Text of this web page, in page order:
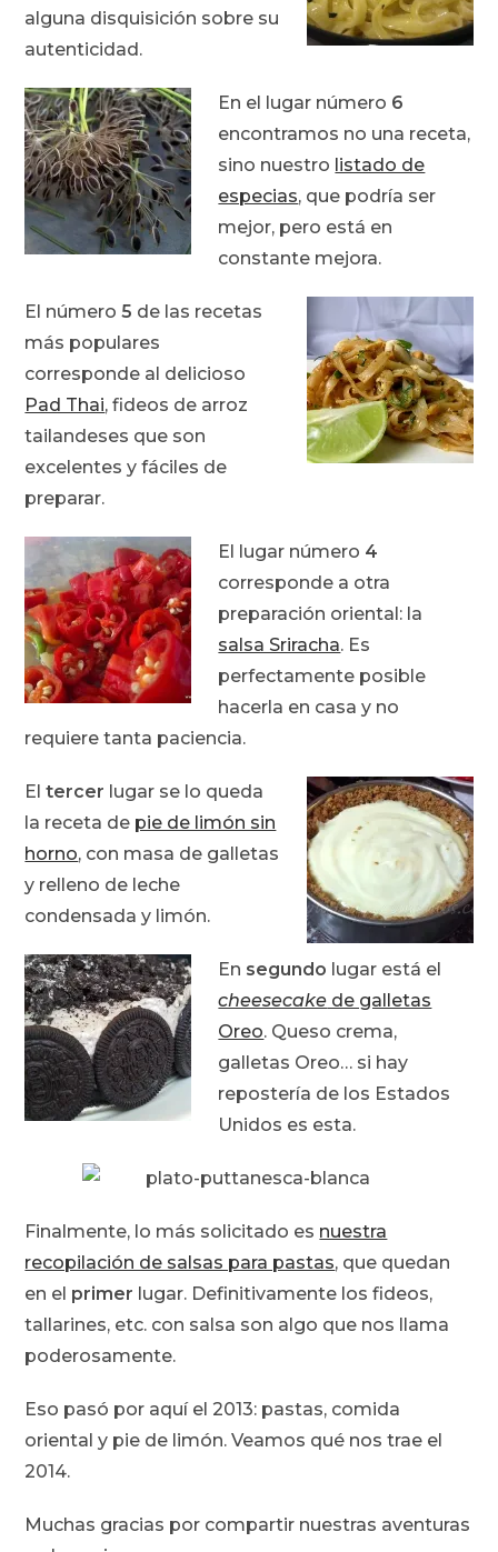
alguna disquisición sobre su
autenticidad.
En el lugar número 6
encontramos no una receta,
sino nuestro listado de
especias, que podría ser
mejor, pero está en
constante mejora.
El número5 de las recetas
más populares
corresponde al delicioso
Pad Thai, fideos de arroz
tailandeses que son
excelentes y fáciles de
preparar.
El lugar número 4
corresponde a otra
preparación oriental: la
salsa Sriracha. Es
perfectamente posible
hacerla en casa y no
requiere tanta paciencia.
Eltercer lugar se lo queda
la receta de pie de limón sin
horno, con masa de galletas
y relleno de leche
condensada y limón.
En segundo lugar está el
cheesecake de galletas
Oreo. Queso crema,
galletas Oreo… si hay
repostería de los Estados
Unidos es esta.
Finalmente, lo más solicitado es nuestra
recopilación de salsas para pastas, que quedan
en el primer lugar. Definitivamente los fideos,
tallarines, etc. con salsa son algo que nos llama
poderosamente.
Eso pasó por aquí el 2013: pastas, comida
oriental y pie de limón. Veamos qué nos trae el
2014.
Muchas gracias por compartir nuestras aventuras